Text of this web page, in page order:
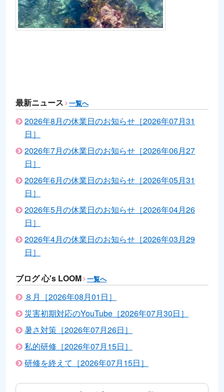
最新ニュース 一覧へ
2026年8月の休業日のお知らせ［2026年07月31
日］
2026年7月の休業日のお知らせ［2026年06月27
日］
2026年6月の休業日のお知らせ［2026年05月31
日］
2026年5月の休業日のお知らせ［2026年04月26
日］
2026年4月の休業日のお知らせ［2026年03月29
日］
ブログ 心's LOOM 一覧へ
８月［2026年08月01日］
災害初期対応のYouTube［2026年07月30日］
暑さ対策［2026年07月26日］
私的研修［2026年07月15日］
研修を終えて［2026年07月15日］